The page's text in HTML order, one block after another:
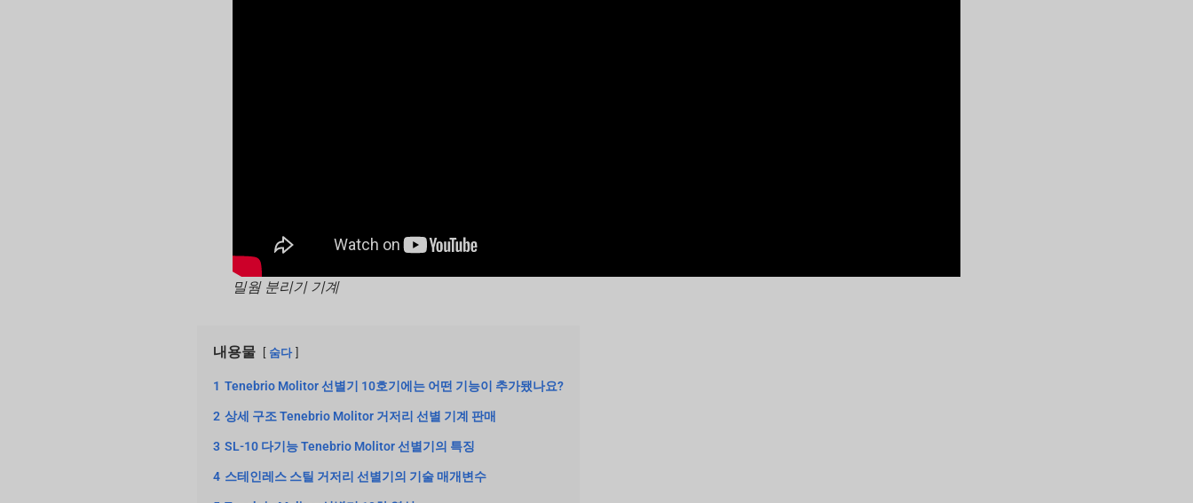
밀웜 분리기 기계
내용물 숨다
1 Tenebrio Molitor 선별기 10호기에는 어떤 기능이 추가됐나요?
2 상세 구조 Tenebrio Molitor 거저리 선별 기계 판매
3 SL-10 다기능 Tenebrio Molitor 선별기의 특징
4 스테인레스 스틸 거저리 선별기의 기술 매개변수